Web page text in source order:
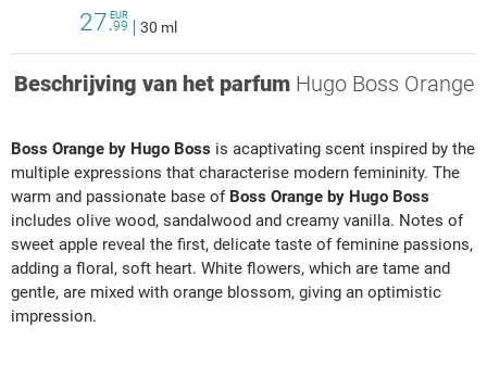
27.99
EUR
30 ml
Beschrijving van het parfum Hugo Boss Orange
Boss Orange by Hugo Boss is acaptivating scent inspired by the
multiple expressions that characterise modern femininity. The
warm and passionate base of Boss Orange by Hugo Boss
includes olive wood, sandalwood and creamy vanilla. Notes of
sweet apple reveal the first, delicate taste of feminine passions,
adding a floral, soft heart. White flowers, which are tame and
gentle, are mixed with orange blossom, giving an optimistic
impression.